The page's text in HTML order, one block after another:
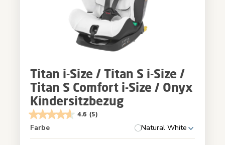
Titan i-Size / Titan S i-Size /
Titan S Comfort i-Size / Onyx
Kindersitzbezug
4.6 (5)
Farbe Natural White